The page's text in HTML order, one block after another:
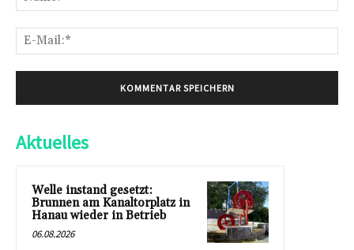
Aktuelles
Welle instand gesetzt:
Brunnen am Kanaltorplatz in
Hanau wieder in Betrieb
06.08.2026